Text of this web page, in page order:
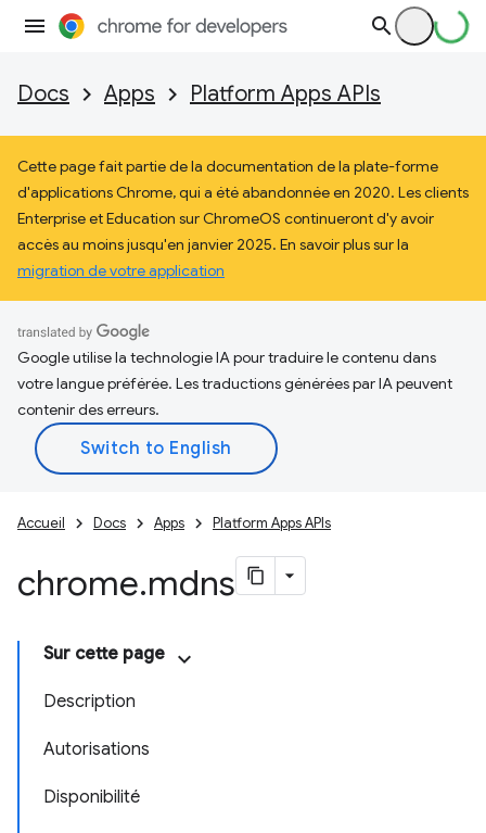
Docs Apps Platform Apps APIs
Cette page fait partie de la documentation de la plate-forme
d'applications Chrome, qui a été abandonnée en 2020. Les clients
Enterprise et Education sur ChromeOS continueront d'y avoir
accès au moins jusqu'en janvier 2025. En savoir plus sur la
migration de votre application
Google utilise la technologie IA pour traduire le contenu dans
votre langue préférée. Les traductions générées par IA peuvent
contenir des erreurs.
Accueil Docs Apps Platform Apps APIs
chrome.mdns
Sur cette page
Description
Autorisations
Disponibilité